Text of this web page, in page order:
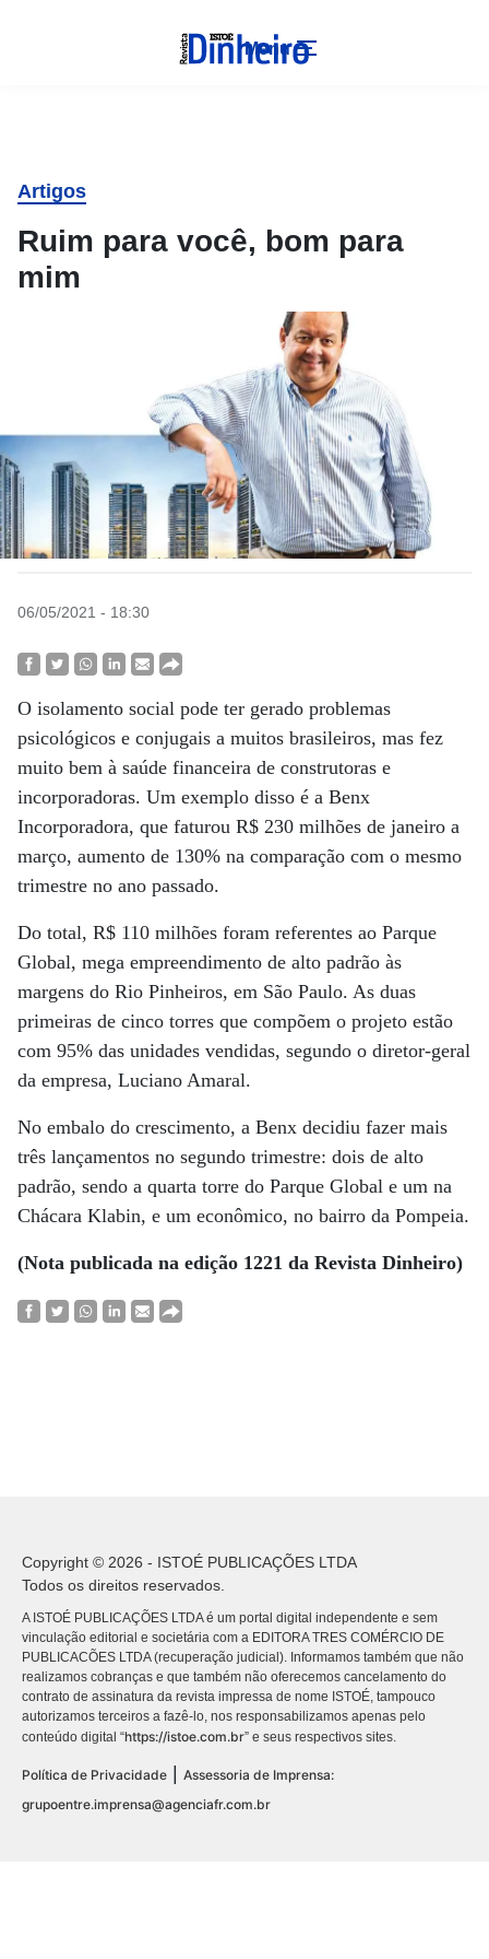
Menu
Artigos
Ruim para você, bom para
mim
06/05/2021 - 18:30
O isolamento social pode ter gerado problemas
psicológicos e conjugais a muitos brasileiros, mas fez
muito bem à saúde financeira de construtoras e
incorporadoras. Um exemplo disso é a Benx
Incorporadora, que faturou R$ 230 milhões de janeiro a
março, aumento de 130% na comparação com o mesmo
trimestre no ano passado.
Do total, R$ 110 milhões foram referentes ao Parque
Global, mega empreendimento de alto padrão às
margens do Rio Pinheiros, em São Paulo. As duas
primeiras de cinco torres que compõem o projeto estão
com 95% das unidades vendidas, segundo o diretor-geral
da empresa, Luciano Amaral.
No embalo do crescimento, a Benx decidiu fazer mais
três lançamentos no segundo trimestre: dois de alto
padrão, sendo a quarta torre do Parque Global e um na
Chácara Klabin, e um econômico, no bairro da Pompeia.
(Nota publicada na edição 1221 da Revista Dinheiro)
Copyright © 2026 - ISTOÉ PUBLICAÇÕES LTDA
Todos os direitos reservados.
A ISTOÉ PUBLICAÇÕES LTDA é um portal digital independente e sem
vinculação editorial e societária com a EDITORA TRES COMÉRCIO DE
PUBLICACÕES LTDA (recuperação judicial). Informamos também que não
realizamos cobranças e que também não oferecemos cancelamento do
contrato de assinatura da revista impressa de nome ISTOÉ, tampouco
autorizamos terceiros a fazê-lo, nos responsabilizamos apenas pelo
conteúdo digital “https://istoe.com.br” e seus respectivos sites.
Política de Privacidade
Assessoria de Imprensa:
grupoentre.imprensa@agenciafr.com.br